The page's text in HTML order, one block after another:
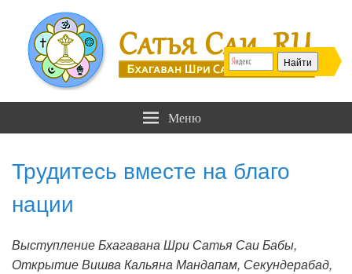
Сатья Саи .RU Меню
Трудитесь вместе на благо
нации
Выступление Бхагавана Шри Сатья Саи Бабы,
Открытие Вишва Кальяна Мандапам, Секундерабад,